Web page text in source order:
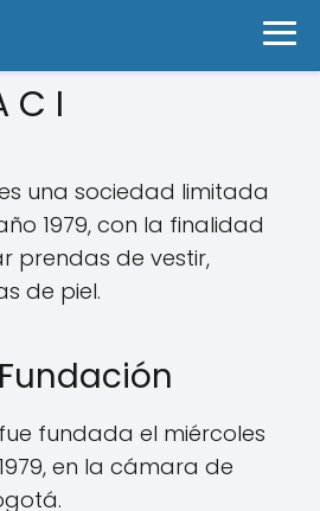
C I
es una sociedad limitada
1979, con la finalidad
prendas de vestir,
de piel.
fue fundada el miércoles
en la cámara de